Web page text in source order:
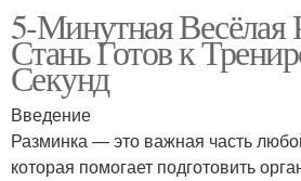
5-Минутная Весёлая
Стань Готов к
Секунд
Введение
Разминка — это важная часть
которая помогает подготовить